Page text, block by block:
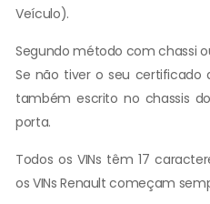
Veículo).
Segundo método com chassi
Se não tiver o seu certificado
também escrito no chassis
porta.
Todos os VINs têm 17
os VINs Renault começam